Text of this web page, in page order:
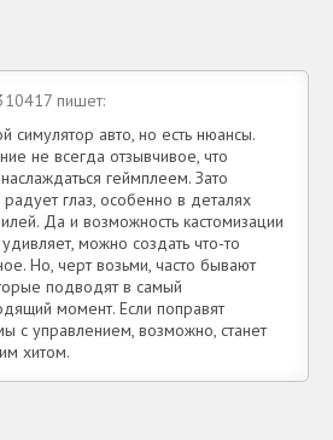
пишет:
симулятор авто, но есть нюансы.
не всегда отзывчивое, что
геймплеем. Зато
глаз, особенно в деталях
Да и возможность кастомизации
можно создать что-то
Но, черт возьми, часто бывают
подводят в самый
момент. Если поправят
с управлением, возможно, станет
хитом.